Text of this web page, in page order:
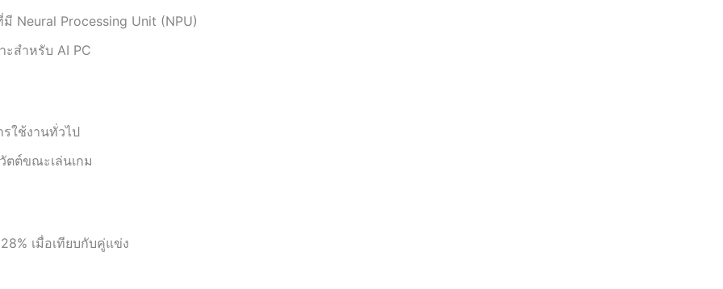
Neural Processing Unit (NPU)
ะสำหรับ AI PC
ใช้งานทั่วไป
ตต์ขณะเล่นเกม
เมื่อเทียบกับคู่แข่ง